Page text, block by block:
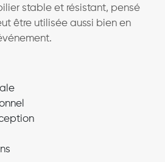
stable et résistant, pensé
être utilisée aussi bien en